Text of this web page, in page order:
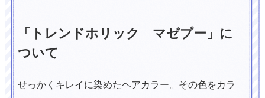
「トレンドホリック マゼプー」に
ついて
せっかくキレイに染めたヘアカラー。その色をカラ